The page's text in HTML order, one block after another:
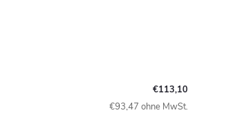
€113,10
€93,47 ohne MwSt.